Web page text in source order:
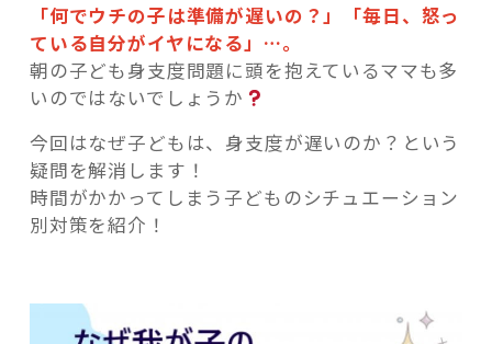
「何でウチの子は準備が遅いの？」「毎日、怒っ
ている自分がイヤになる」…。
朝の子ども身支度問題に頭を抱えているママも多
いのではないでしょうか
今回はなぜ子どもは、身支度が遅いのか？という
疑問を解消します！
時間がかかってしまう子どものシチュエーション
別対策を紹介！